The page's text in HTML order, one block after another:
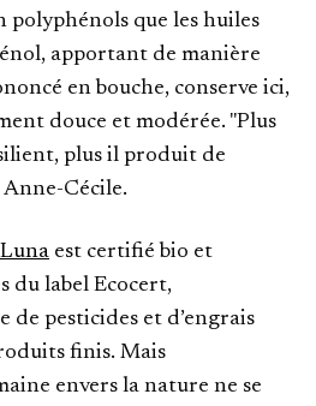
polyphénols que les huiles
apportant de manière
en bouche, conserve ici,
douce et modérée. "Plus
plus il produit de
Anne-Cécile.
est certifié bio et
du label Ecocert,
de pesticides et d’engrais
finis. Mais
envers la nature ne se